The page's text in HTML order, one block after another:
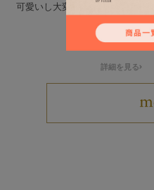
詳細を見る
可愛いし大変気に入ってます